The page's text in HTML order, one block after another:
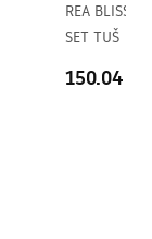
strani stakla.
REA BLISS
SET TUŠ
150.04 €